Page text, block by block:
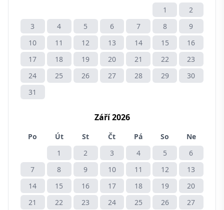
1
2
3
4 5 6 7 8
9
10
11 12 13 14 15
16
17
18 19 20 21 22
23
24
25 26 27 28 29
30
31
Září 2026
Po Út St Čt Pá So
Ne
1
2 3 4 5
6
7
8 9 10 11 12
13
14
15 16 17 18 19
20
21
22 23 24 25 26
27